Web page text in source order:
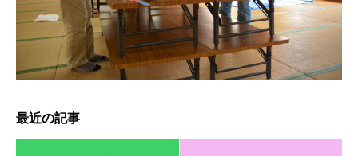
保護中: R189 ３月祭典講話（長谷川玉枝婦人）
最近の記事